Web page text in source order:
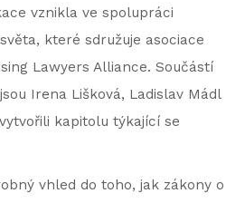
vznikla ve spolupráci
které sdružuje asociace
Lawyers Alliance. Součástí
Irena Lišková, Ladislav Mádl
kapitolu týkající se
vhled do toho, jak zákony o